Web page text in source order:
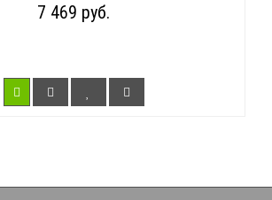
7 469 руб.